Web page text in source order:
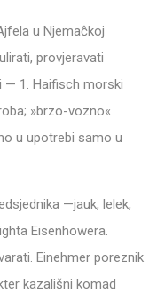
u Njemaĉkoj
provjeravati
— 1. Haifisch morski
»brzo-vozno«
u upotrebi samo u
—jauk, lelek,
Eisenhowera.
Einehmer poreznik
kazališni komad